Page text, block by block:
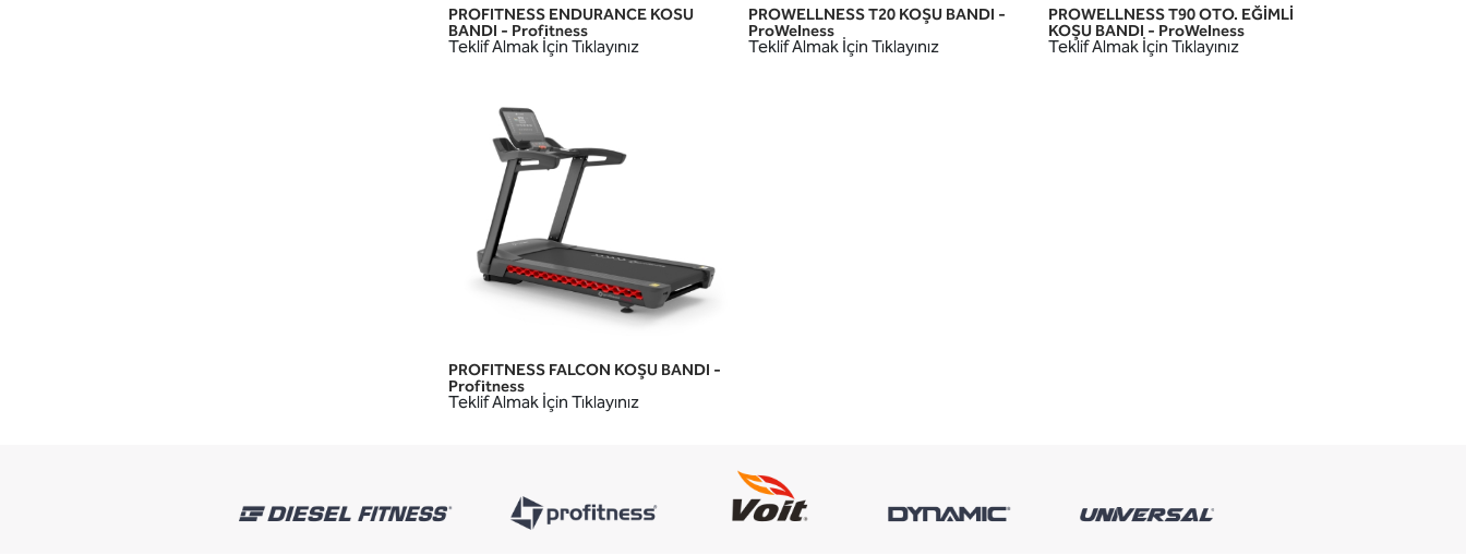
HIZLI GÖRÜNÜM
PROFITNESS ENDURANCE KOSU
BANDI - Profitness
Teklif Almak İçin Tıklayınız
HIZLI GÖRÜNÜM
PROWELLNESS T20 KOŞU BANDI -
ProWelness
Teklif Almak İçin Tıklayınız
HIZLI GÖRÜNÜM
PROWELLNESS T90 OTO. EĞİMLİ
KOŞU BANDI - ProWelness
Teklif Almak İçin Tıklayınız
HIZLI GÖRÜNÜM
PROFITNESS FALCON KOŞU BANDI -
Profitness
Teklif Almak İçin Tıklayınız